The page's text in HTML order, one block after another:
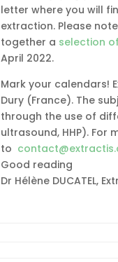
letter where you will
extraction. Please
together a selection
April 2022.
Mark your calendars!
Dury (France). The
through the use of
ultrasound, HHP). For
to
Good reading
Dr Hélène DUCATEL,